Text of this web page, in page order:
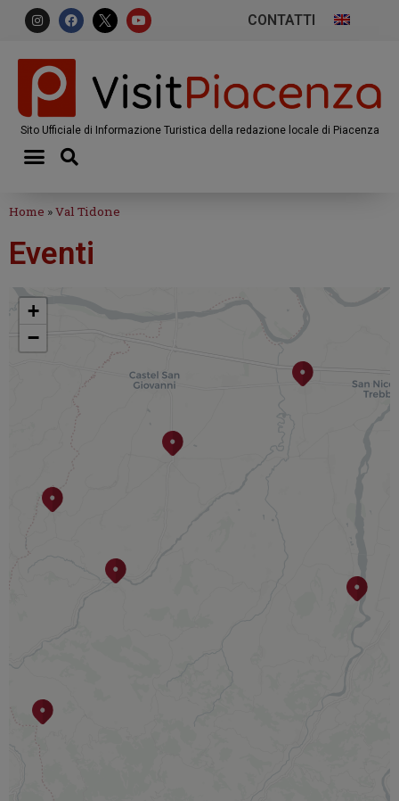
CONTATTI
Sito Ufficiale di Informazione Turistica della redazione locale di Piacenza
Home »Val Tidone
Eventi
+
−